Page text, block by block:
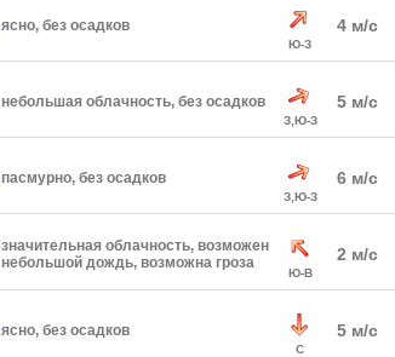
ясно, без осадков
Ю-З
4 м/с
небольшая облачность, без осадков
З,Ю-З
5 м/с
пасмурно, без осадков
З,Ю-З
6 м/с
значительная облачность, возможен
небольшой дождь, возможна гроза
Ю-В
2 м/с
ясно, без осадков
С
5 м/с